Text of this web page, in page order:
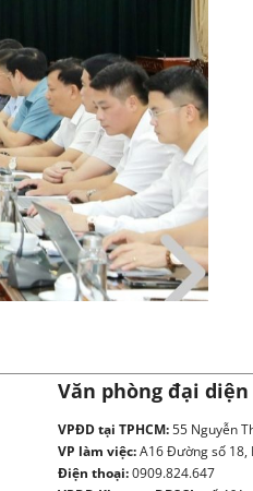
Văn phòng đại diện
VPĐD tại TPHCM:55 Nguyễn
VP làm việc:A16 Đường số 18,
Điện thoại:0909.824.647